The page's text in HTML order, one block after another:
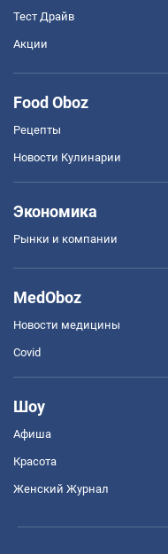
Тест Драйв
Акции
Food Oboz
Рецепты
Новости Кулинарии
Экономика
Рынки и компании
MedOboz
Новости медицины
Covid
Шоу
Афиша
Красота
Женский Журнал